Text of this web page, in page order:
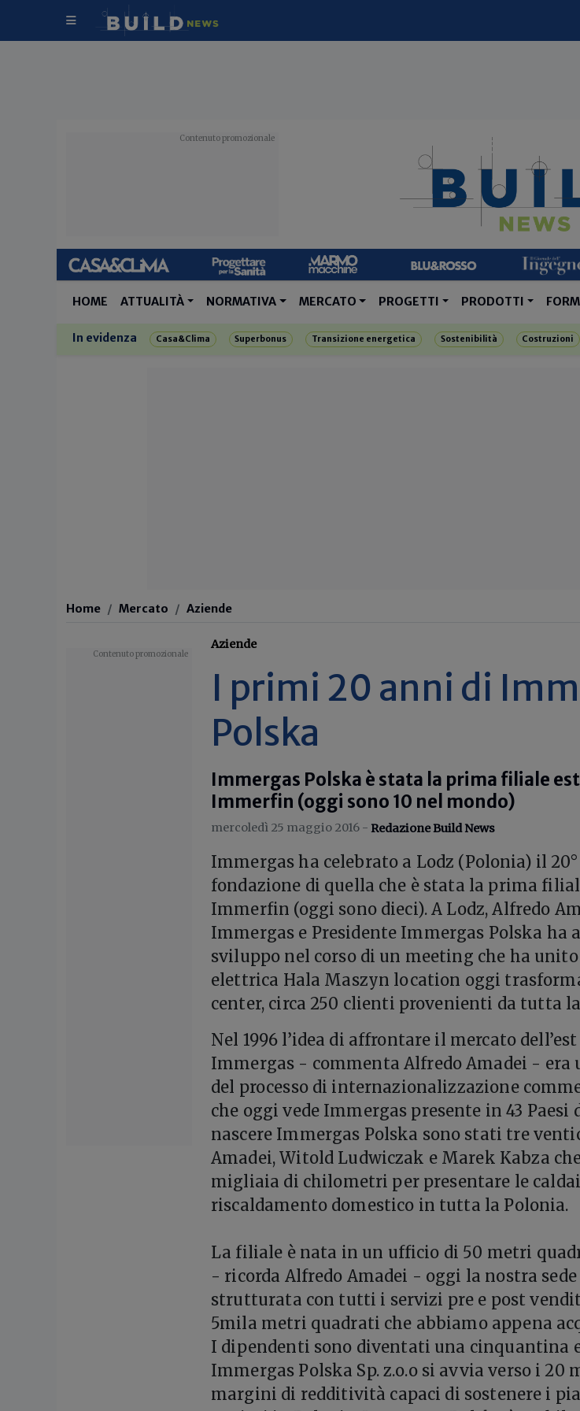
HOME ATTUALITÀ NORMATIVA MERCATO PROGETTI PRODOTTI
In evidenza Casa&Clima Superbonus Transizione energetica Sostenibilità Costruzioni
Home Mercato Aziende
Aziende
I primi 20 anni di
Polska
Immergas Polska è stata la prima filiale
Immerfin (oggi sono 10 nel mondo)
mercoledì 25 maggio 2016 - Redazione Build News
Immergas ha celebrato a Lodz (Polonia) il
fondazione di quella che è stata la prima
Immerfin (oggi sono dieci). A Lodz, Alfredo
Immergas e Presidente Immergas Polska ha
sviluppo nel corso di un meeting che ha
elettrica Hala Maszyn location oggi
center, circa 250 clienti provenienti da tutta
Nel 1996 l’idea di affrontare il mercato
Immergas - commenta Alfredo Amadei - era
del processo di internazionalizzazione
che oggi vede Immergas presente in 43 Paesi
nascere Immergas Polska sono stati tre
Amadei, Witold Ludwiczak e Marek Kabza
migliaia di chilometri per presentare le
riscaldamento domestico in tutta la Polonia.
La filiale è nata in un ufficio di 50 metri
- ricorda Alfredo Amadei - oggi la nostra
strutturata con tutti i servizi pre e post
5mila metri quadrati che abbiamo appena
I dipendenti sono diventati una cinquantina
Immergas Polska Sp. z.o.o si avvia verso i 20
margini di redditività capaci di sostenere i